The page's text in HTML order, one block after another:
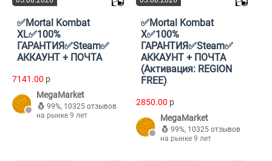
✅Mortal Kombat
XL✅100%
ГАРАНТИЯ✅Steam✅
АККАУНТ + ПОЧТА
7141.00 p
MegaMarket
99%, 10325 отзывов
на рынке 9 лет
✅Mortal Kombat
X✅100%
ГАРАНТИЯ✅Steam✅
АККАУНТ + ПОЧТА
(Активация: REGION
FREE)
2850.00 p
MegaMarket
99%, 10325 отзывов
на рынке 9 лет